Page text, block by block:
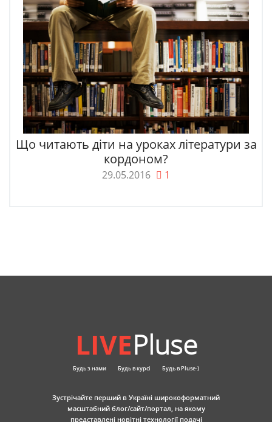
Що читають діти на уроках літератури за
кордоном?
29.05.2016 1
LIVEPluse
Будь з нами Будь в курсі Будь в Pluse-)
Зустрічайте перший в Україні широкоформатний
масштабний блог/сайт/портал, на якому
представлені новітні технології подачі